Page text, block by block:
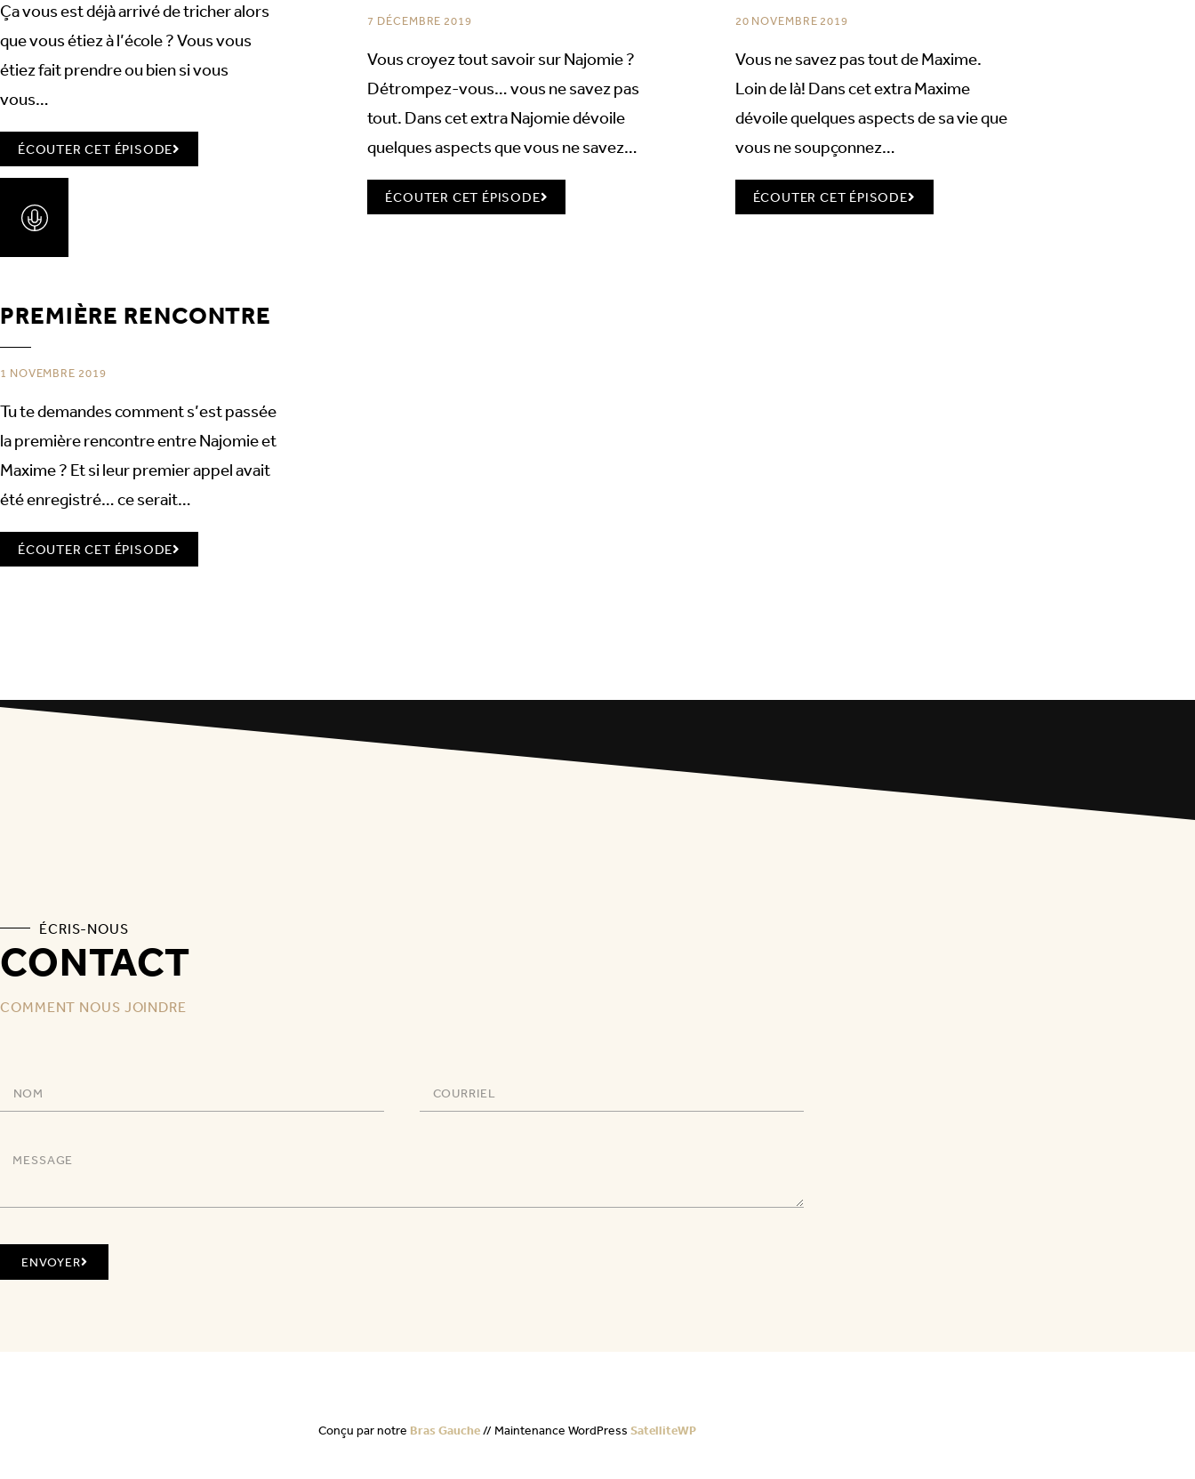
Ça vous est déjà arrivé de tricher alors
que vous étiez à l’école ? Vous vous
étiez fait prendre ou bien si vous
vous…
ÉCOUTER CET ÉPISODE
7 DÉCEMBRE 2019
Vous croyez tout savoir sur Najomie ?
Détrompez-vous… vous ne savez pas
tout. Dans cet extra Najomie dévoile
quelques aspects que vous ne savez…
ÉCOUTER CET ÉPISODE
20 NOVEMBRE 2019
Vous ne savez pas tout de Maxime.
Loin de là! Dans cet extra Maxime
dévoile quelques aspects de sa vie que
vous ne soupçonnez…
ÉCOUTER CET ÉPISODE
PREMIÈRE RENCONTRE
1 NOVEMBRE 2019
Tu te demandes comment s’est passée
la première rencontre entre Najomie et
Maxime ? Et si leur premier appel avait
été enregistré… ce serait…
ÉCOUTER CET ÉPISODE
ÉCRIS-NOUS
CONTACT
COMMENT NOUS JOINDRE
ENVOYER
Conçu par notre Bras Gauche// Maintenance WordPress SatelliteWP